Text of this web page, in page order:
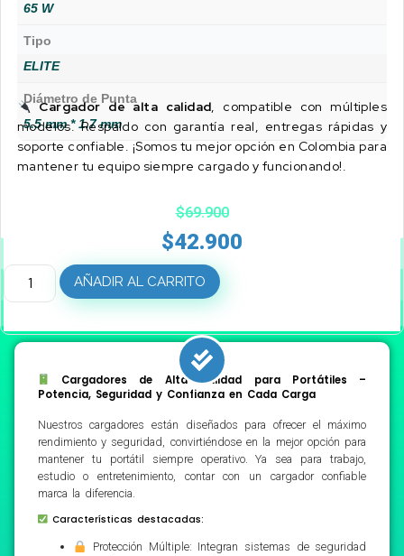
65 W
Tipo
ELITE
Diámetro de Punta
5.5 mm * 1.7 mm
Cargador de alta calidad, compatible con múltiples
modelos. Respaldo con garantía real, entregas rápidas y
soporte confiable. ¡Somos tu mejor opción en Colombia para
mantener tu equipo siempre cargado y funcionando!.
$69.900
$42.900
AÑADIR AL CARRITO
Cargadores de Alta Calidad para Portátiles –
Potencia, Seguridad y Confianza en Cada Carga
Nuestros cargadores están diseñados para ofrecer el máximo
rendimiento y seguridad, convirtiéndose en la mejor opción para
mantener tu portátil siempre operativo. Ya sea para trabajo,
estudio o entretenimiento, contar con un cargador confiable
marca la diferencia.
Características destacadas:
Protección Múltiple: Integran sistemas de seguridad